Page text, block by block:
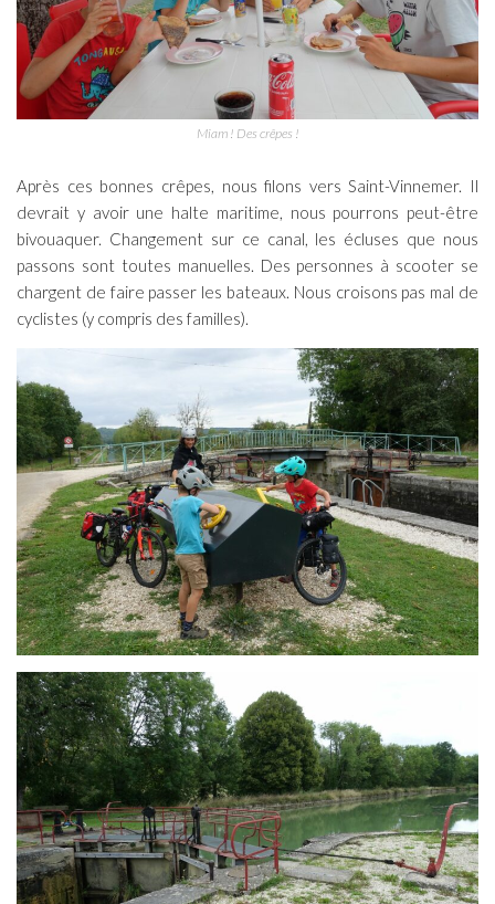
Miam ! Des crêpes !
Après ces bonnes crêpes, nous filons vers Saint-Vinnemer. Il
devrait y avoir une halte maritime, nous pourrons peut-être
bivouaquer. Changement sur ce canal, les écluses que nous
passons sont toutes manuelles. Des personnes à scooter se
chargent de faire passer les bateaux. Nous croisons pas mal de
cyclistes (y compris des familles).